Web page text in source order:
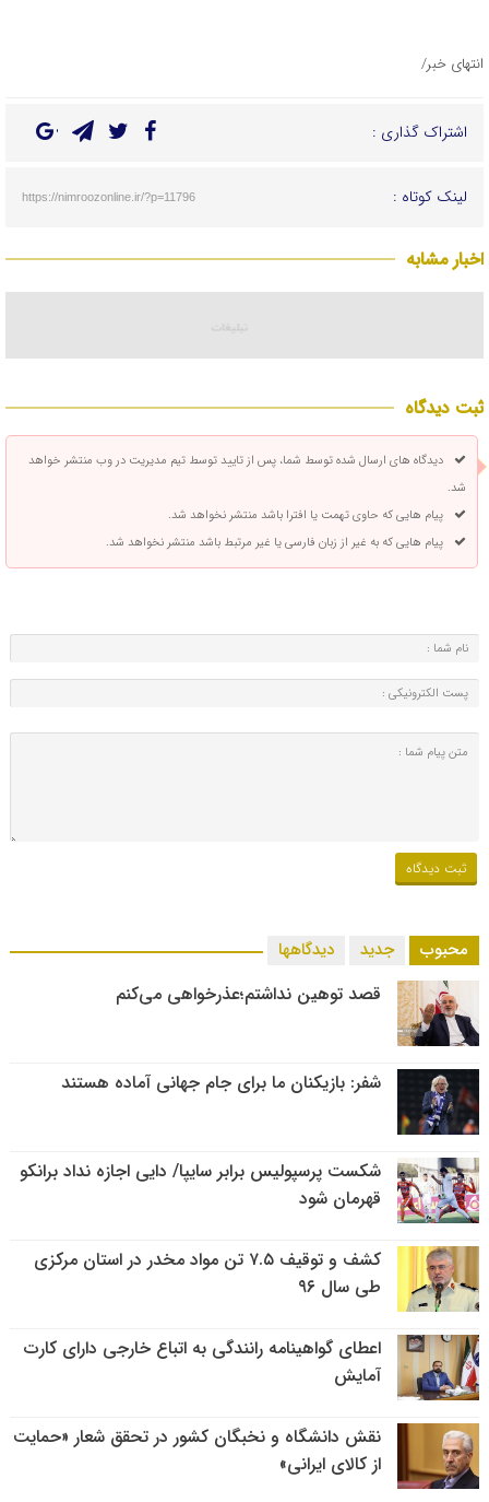
انتهای خبر/
اشتراک گذاری :
لینک کوتاه : https://nimroozonline.ir/?p=11796
اخبار مشابه
ثبت دیدگاه
دیدگاه های ارسال شده توسط شما، پس از تایید توسط تیم مدیریت در وب منتشر خواهد
شد.
پیام هایی که حاوی تهمت یا افترا باشد منتشر نخواهد شد.
پیام هایی که به غیر از زبان فارسی یا غیر مرتبط باشد منتشر نخواهد شد.
محبوب جدید دیدگاهها
قصد توهین نداشتم؛عذرخواهی می‌کنم
شفر: بازیکنان ما برای جام جهانی آماده هستند
شکست پرسپولیس برابر سایپا/ دایی اجازه نداد برانکو
قهرمان شود
کشف و توقیف ۷.۵ تن مواد مخدر در استان مرکزی
طی سال ۹۶
اعطای گواهینامه رانندگی به اتباع خارجی دارای کارت
آمایش
نقش دانشگاه و نخبگان کشور در تحقق شعار «حمایت
از کالای ایرانی»